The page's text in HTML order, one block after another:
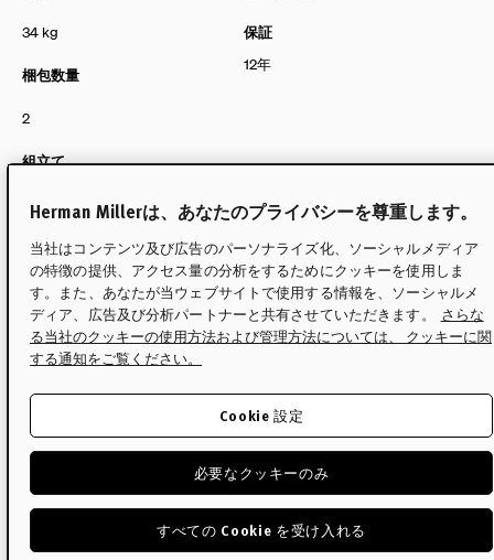
34 kg
梱包数量
2
組立て
保証
12年
配送について
保証
デザイナー
Herman Millerは、あなたのプライバシーを尊重します。
当社はコンテンツ及び広告のパーソナライズ化、ソーシャルメディア
の特徴の提供、アクセス量の分析をするためにクッキーを使用しま
す。また、あなたが当ウェブサイトで使用する情報を、ソーシャルメ
ディア、広告及び分析パートナーと共有させていただきます。
さらな
る当社のクッキーの使用方法および管理方法については、 クッキーに関
する通知をご覧ください。
必要なクッキーのみ
すべての Cookie を受け入れる
Cookie 設定